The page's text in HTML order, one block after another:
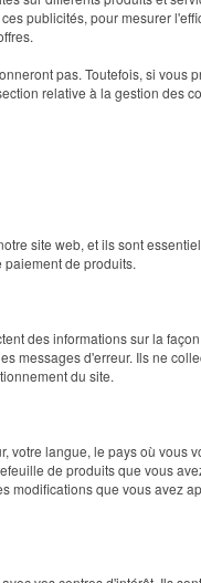
publicités, pour mesurer
pas. Toutefois, si vous
relative à la gestion des
site web, et ils sont
de produits.
des informations sur la
messages d'erreur. Ils ne
du site.
votre langue, le pays où vous
de produits que vous
modifications que vous avez